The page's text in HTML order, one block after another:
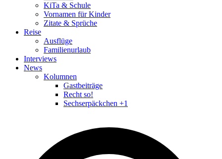
KiTa & Schule
Vornamen für Kinder
Zitate & Sprüche
Reise
Ausflüge
Familienurlaub
Interviews
News
Kolumnen
Gastbeiträge
Recht so!
Sechserpäckchen +1